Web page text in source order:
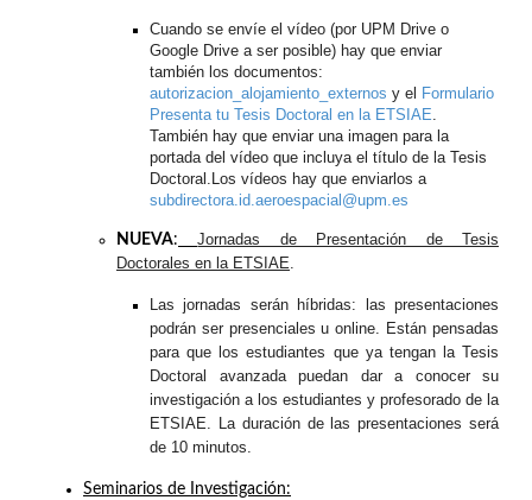
Cuando se envíe el vídeo (por UPM Drive o
Google Drive a ser posible) hay que enviar
también los documentos:
autorizacion_alojamiento_ externos y el Formulario
Presenta tu Tesis Doctoral en la ETSIAE.
También hay que enviar una imagen para la
portada del vídeo que incluya el título de la Tesis
Doctoral. Los vídeos hay que enviarlos a
subdirectora.id.aeroespacial@upm.es
NUEVA:
Jornadas de Presentación de Tesis
Doctorales en la ETSIAE.
Las jornadas serán híbridas: las presentaciones
podrán ser presenciales u online. Están pensadas
para que los estudiantes que ya tengan la Tesis
Doctoral avanzada puedan dar a conocer su
investigación a los estudiantes y profesorado de la
ETSIAE. La duración de las presentaciones será
de 10 minutos.
Seminarios de Investigación: